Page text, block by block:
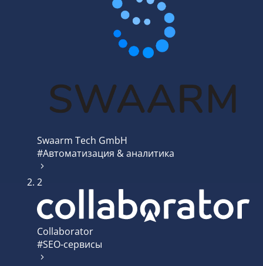
Swaarm Tech GmbH
#Автоматизация & аналитика
2
Collaborator
#SEO-сервисы